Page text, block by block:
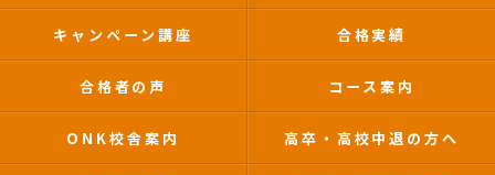
キャンペーン講座 合格実績
合格者の声 コース案内
ONK校舎案内 高卒・高校中退の方へ